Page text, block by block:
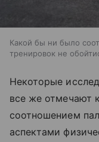
Какой бы ни было
тренировок не
Некоторые
все же отмечают
соотношением
аспектами